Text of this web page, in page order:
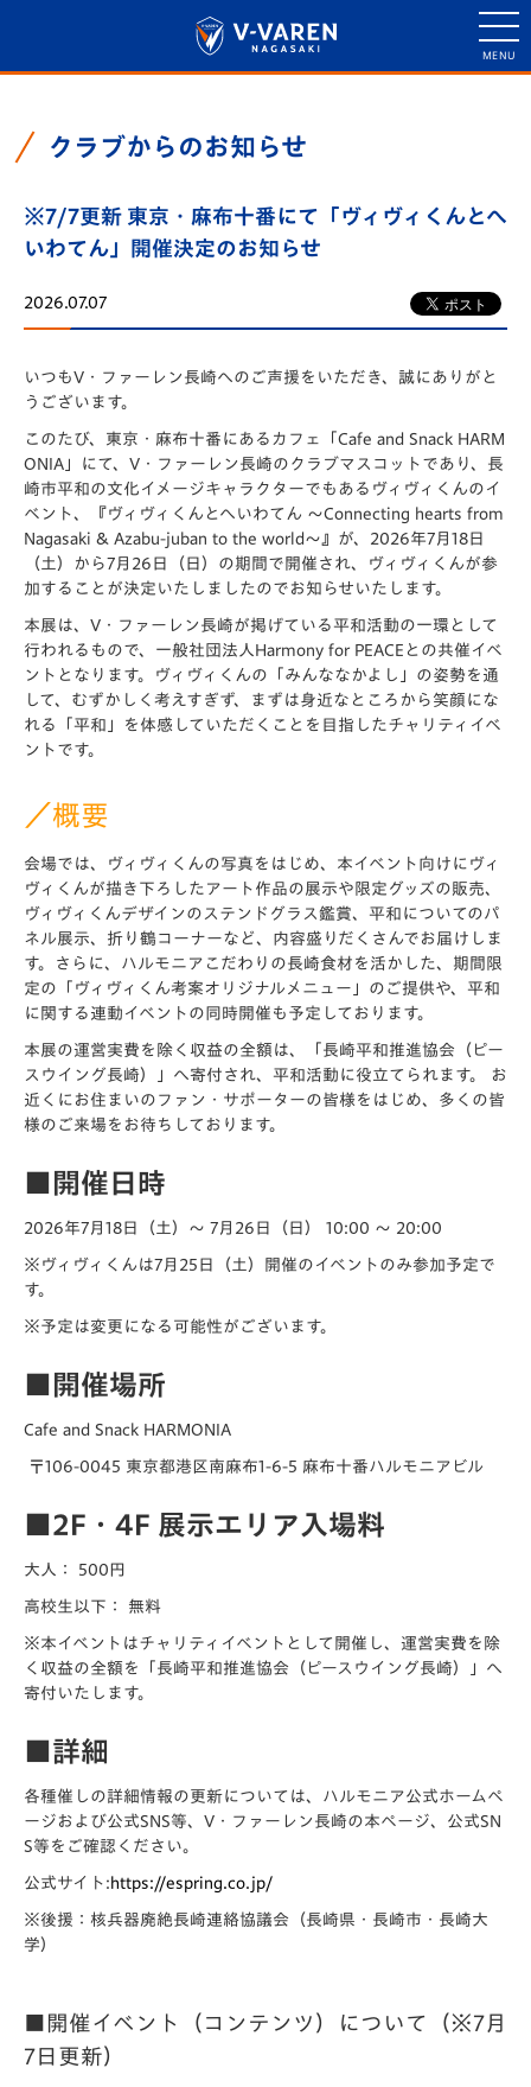
クラブからのお知らせ
※7/7更新 東京・麻布十番にて「ヴィヴィくんとへ
いわてん」開催決定のお知らせ
2026.07.07
いつもV・ファーレン長崎へのご声援をいただき、誠にありがと
うございます。
このたび、東京・麻布十番にあるカフェ「Cafe and Snack HARM
ONIA」にて、V・ファーレン長崎のクラブマスコットであり、長
崎市平和の文化イメージキャラクターでもあるヴィヴィくんのイ
ベント、『ヴィヴィくんとへいわてん 〜Connecting hearts from
Nagasaki & Azabu-juban to the world〜』が、2026年7月18日
（土）から7月26日（日）の期間で開催され、ヴィヴィくんが参
加することが決定いたしましたのでお知らせいたします。
本展は、V・ファーレン長崎が掲げている平和活動の一環として
行われるもので、一般社団法人Harmony for PEACEとの共催イベ
ントとなります。ヴィヴィくんの「みんななかよし」の姿勢を通
して、むずかしく考えすぎず、まずは身近なところから笑顔にな
れる「平和」を体感していただくことを目指したチャリティイベ
ントです。
／概要
会場では、ヴィヴィくんの写真をはじめ、本イベント向けにヴィ
ヴィくんが描き下ろしたアート作品の展示や限定グッズの販売、
ヴィヴィくんデザインのステンドグラス鑑賞、平和についてのパ
ネル展示、折り鶴コーナーなど、内容盛りだくさんでお届けしま
す。さらに、ハルモニアこだわりの長崎食材を活かした、期間限
定の「ヴィヴィくん考案オリジナルメニュー」のご提供や、平和
に関する連動イベントの同時開催も予定しております。
本展の運営実費を除く収益の全額は、「長崎平和推進協会（ピー
スウイング長崎）」へ寄付され、平和活動に役立てられます。 お
近くにお住まいのファン・サポーターの皆様をはじめ、多くの皆
様のご来場をお待ちしております。
■開催日時
2026年7月18日（土）〜 7月26日（日） 10:00 〜 20:00
※ヴィヴィくんは7月25日（土）開催のイベントのみ参加予定で
す。
※予定は変更になる可能性がございます。
■開催場所
Cafe and Snack HARMONIA
〒106-0045 東京都港区南麻布1-6-5 麻布十番ハルモニアビル
■2F・4F 展示エリア入場料
大人： 500円
高校生以下： 無料
※本イベントはチャリティイベントとして開催し、運営実費を除
く収益の全額を「長崎平和推進協会（ピースウイング長崎）」へ
寄付いたします。
■詳細
各種催しの詳細情報の更新については、ハルモニア公式ホームペ
ージおよび公式SNS等、V・ファーレン長崎の本ページ、公式SN
S等をご確認ください。
公式サイト: https://espring.co.jp/
※後援：核兵器廃絶長崎連絡協議会（長崎県・長崎市・長崎大
学）
■開催イベント（コンテンツ）について（※7月
7日更新）